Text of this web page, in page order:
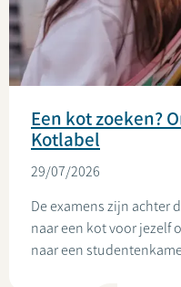
Een kot zoeken?
Kotlabel
29/07/2026
De examens zijn achter
naar een kot voor jezelf
naar een